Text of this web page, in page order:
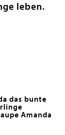
leben.
das bunte
Amanda
der